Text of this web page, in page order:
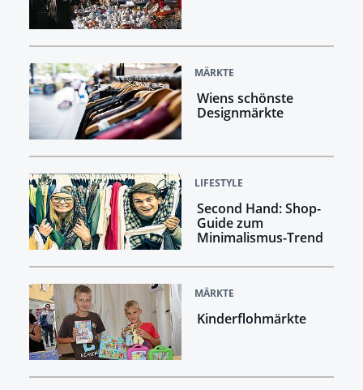
MÄRKTE
Wiens schönste
Designmärkte
LIFESTYLE
Second Hand: Shop-
Guide zum
Minimalismus-Trend
MÄRKTE
Kinderflohmärkte